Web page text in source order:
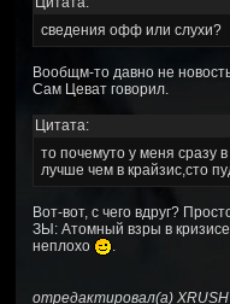
сведения офф или слухи?
Вообщм-то давно не
Сам Цеват говорил.
Цитата:
то почемуто у меня сразу
лучше чем в крайзис,сто
Вот-вот, с чего вдруг?
ЗЫ: Атомный взры в
неплохо
.
отредактировал(а)